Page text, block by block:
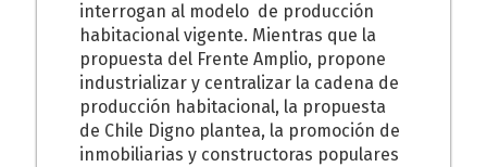
interrogan al modelo de producción
habitacional vigente. Mientras que la
propuesta del Frente Amplio, propone
industrializar y centralizar la cadena de
producción habitacional, la propuesta
de Chile Digno plantea, la promoción de
inmobiliarias y constructoras populares